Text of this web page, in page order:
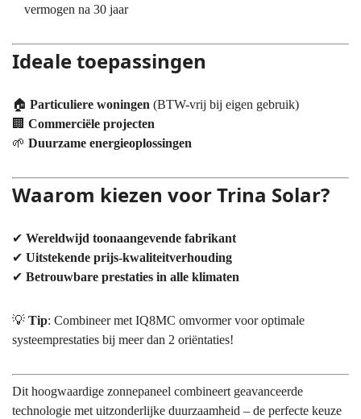
vermogen na 30 jaar
Ideale toepassingen
🏠 Particuliere woningen (BTW-vrij bij eigen gebruik)
🏢 Commerciële projecten
🌱 Duurzame energieoplossingen
Waarom kiezen voor Trina Solar?
✔ Wereldwijd toonaangevende fabrikant
✔ Uitstekende prijs-kwaliteitverhouding
✔ Betrouwbare prestaties in alle klimaten
💡 Tip: Combineer met IQ8MC omvormer voor optimale
systeemprestaties bij meer dan 2 oriëntaties!
Dit hoogwaardige zonnepaneel combineert geavanceerde
technologie met uitzonderlijke duurzaamheid – de perfecte keuze